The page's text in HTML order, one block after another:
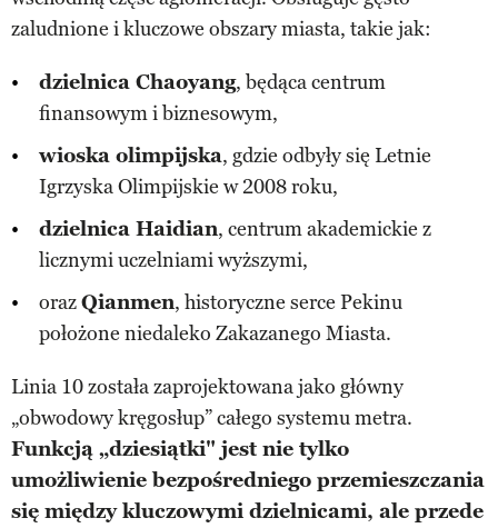
zaludnione i kluczowe obszary miasta, takie jak:
dzielnica Chaoyang, będąca centrum
finansowym i biznesowym,
wioska olimpijska, gdzie odbyły się Letnie
Igrzyska Olimpijskie w 2008 roku,
dzielnica Haidian, centrum akademickie z
licznymi uczelniami wyższymi,
orazQianmen, historyczne serce Pekinu
położone niedaleko Zakazanego Miasta.
Linia 10 została zaprojektowana jako główny
„obwodowy kręgosłup” całego systemu metra.
Funkcją „dziesiątki" jest nie tylko
umożliwienie bezpośredniego przemieszczania
się między kluczowymi dzielnicami, ale przede